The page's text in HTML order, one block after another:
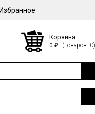
Избранное
Корзина
0 ₽ (Товаров: 0)